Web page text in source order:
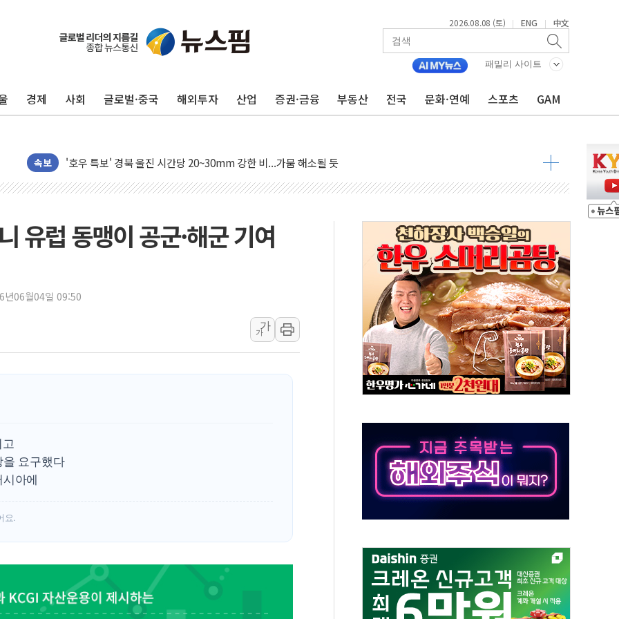
2026.08.08 (토) | ENG | 中文
패밀리 사이트
경제 사회 글로벌·중국 해외투자 산업 증권·금융 부동산 전국 문화·연예 스포츠 GAM
속보
폭염에 車 운전면허 기능시험 오전 집중 편성…체감온도 38도 넘으면 중단
李대통령, 'ISA·주가누르기 방지법' 전면 재검토 지시
주말 무더위·열대야 지속…내륙 곳곳 소나기
오세훈 "용산공원 주택 검토, 민주당 스스로 원칙 뒤집는 것"
10월 보완수사권 폐지·공소청 출범…피해자들 '범죄 사각지대' 우려
한상협, 업계 개인정보 보안 새판 짠다…'자율규제단체' 타진
유럽증시, 美 고용 예상 밖 부진에 연준 금리 인상 가능성 낮아지며 상승… STOXX 600 지수는 나흘 연속 최고치
미 연준 매파 기세 꺾이나…고용 감소에 9월 동결 전망 우세
[종합] 이슬람 수니파 3국, '공동방위협정' 체결… 이스라엘·이란 위협에 맞설 자체 억지력 강화
뉴욕증시 프리뷰, 美 고용 쇼크에 금리 인상 우려 후퇴…나스닥 선물 1%대 상승
유럽 동맹이 공군·해군 기여
년06월04일 09:50
가
가
을 요구했다
아에
요.